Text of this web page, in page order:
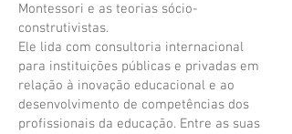
Montessori e as teorias sócio-
construtivistas.
Ele lida com consultoria internacional
para instituições públicas e privadas em
relação à inovação educacional e ao
desenvolvimento de competências dos
profissionais da educação. Entre as suas